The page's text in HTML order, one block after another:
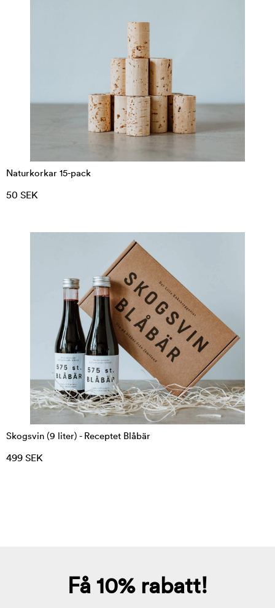
Naturkorkar 15-pack
50 SEK
Skogsvin (9 liter) - Receptet Blåbär
499 SEK